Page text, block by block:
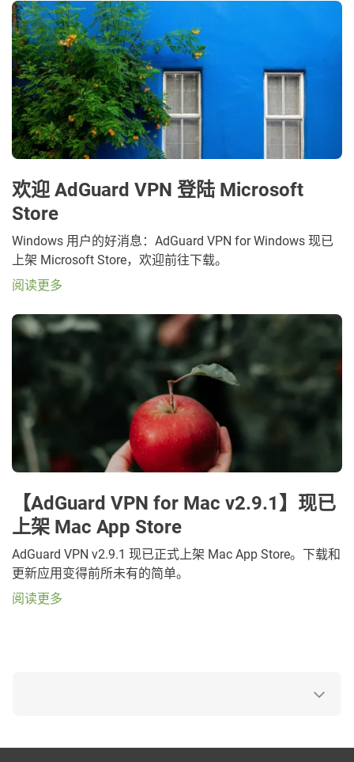
欢迎 AdGuard VPN 登陆 Microsoft
Store
Windows 用户的好消息：AdGuard VPN for Windows 现已
上架 Microsoft Store，欢迎前往下载。
阅读更多
【AdGuard VPN for Mac v2.9.1】现已
上架 Mac App Store
AdGuard VPN v2.9.1 现已正式上架 Mac App Store。下载和
更新应用变得前所未有的简单。
阅读更多